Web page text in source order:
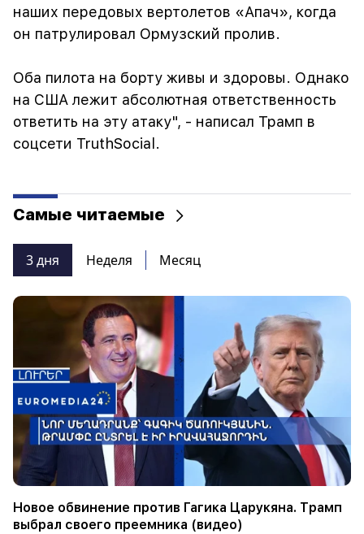
наших передовых вертолетов «Апач», когда
он патрулировал Ормузский пролив.
Оба пилота на борту живы и здоровы. Однако
на США лежит абсолютная ответственность
ответить на эту атаку", - написал Трамп в
соцсети TruthSocial.
Самые читаемые
3 дня Неделя Месяц
Новое обвинение против Гагика Царукяна. Трамп
выбрал своего преемника (видео)